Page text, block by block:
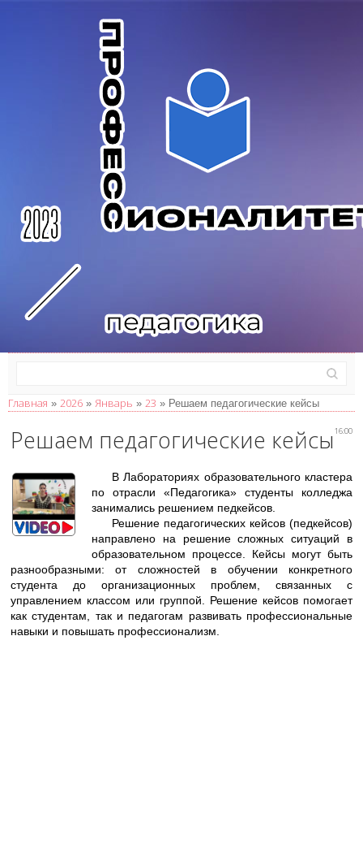
Главная » 2026 » Январь » 23 » Решаем педагогические кейсы
16:00
Решаем педагогические кейсы
В Лабораториях образовательного кластера
по отрасли «Педагогика» студенты колледжа
занимались решением педкейсов.
Решение педагогических кейсов (педкейсов)
направлено на решение сложных ситуаций в
образовательном процессе. Кейсы могут быть
разнообразными: от сложностей в обучении конкретного
студента до организационных проблем, связанных с
управлением классом или группой. Решение кейсов помогает
как студентам, так и педагогам развивать профессиональные
навыки и повышать профессионализм.